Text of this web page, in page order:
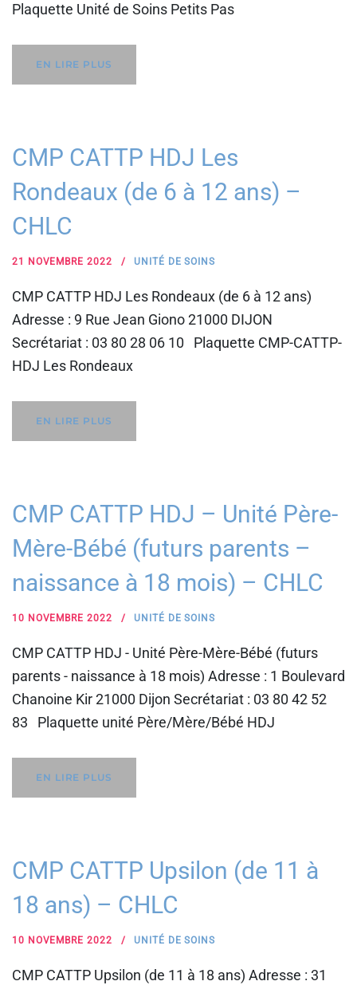
Plaquette Unité de Soins Petits Pas
EN LIRE PLUS
CMP CATTP HDJ Les
Rondeaux (de 6 à 12 ans) –
CHLC
21 NOVEMBRE 2022 UNITÉ DE SOINS
CMP CATTP HDJ Les Rondeaux (de 6 à 12 ans)
Adresse : 9 Rue Jean Giono 21000 DIJON
Secrétariat : 03 80 28 06 10 Plaquette CMP-CATTP-
HDJ Les Rondeaux
EN LIRE PLUS
CMP CATTP HDJ – Unité Père-
Mère-Bébé (futurs parents –
naissance à 18 mois) – CHLC
10 NOVEMBRE 2022 UNITÉ DE SOINS
CMP CATTP HDJ - Unité Père-Mère-Bébé (futurs
parents - naissance à 18 mois) Adresse : 1 Boulevard
Chanoine Kir 21000 Dijon Secrétariat : 03 80 42 52
83 Plaquette unité Père/Mère/Bébé HDJ
EN LIRE PLUS
CMP CATTP Upsilon (de 11 à
18 ans) – CHLC
10 NOVEMBRE 2022 UNITÉ DE SOINS
CMP CATTP Upsilon (de 11 à 18 ans) Adresse : 31